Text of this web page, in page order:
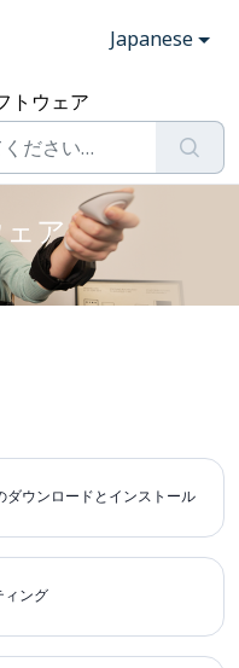
Japanese
トウェア
ア
ウンロードとインストール
ング